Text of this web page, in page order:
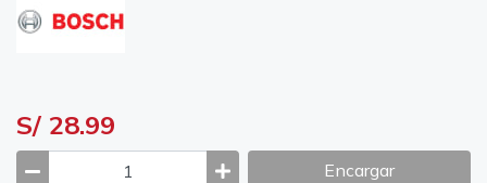
S/ 28.99
Encargar